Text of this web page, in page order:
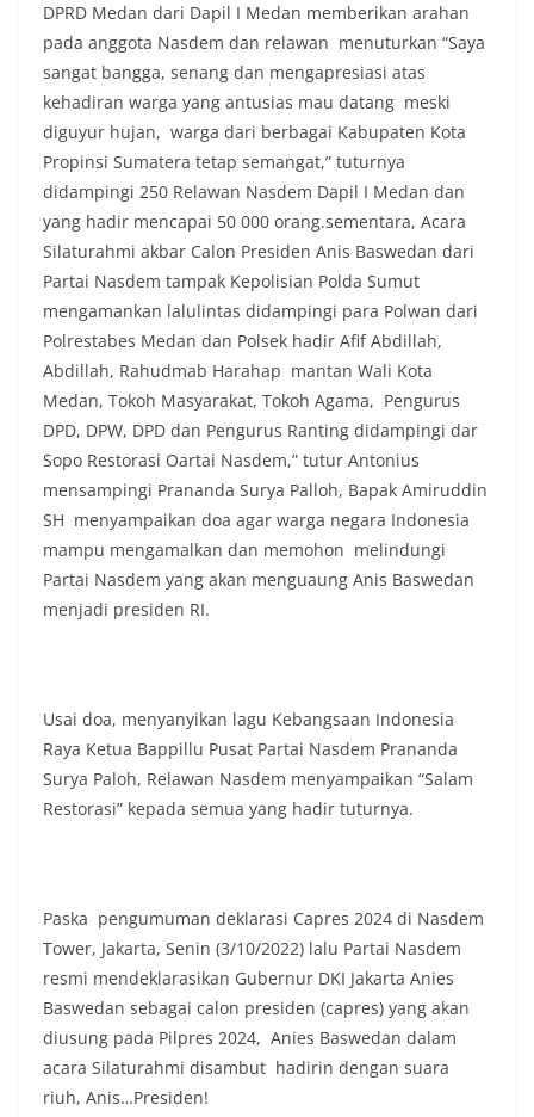
Indonesia.‎‎”Kami mengimbau kepada seluruh
warga agar mulai mempersiapkan dan memasang
bendera Merah Putih di depan rumah masing-
masing secara penuh. Ini adalah bentuk
penghormatan kita bersama terhadap
perjuangan para pahlawan yang telah merebut
kemerdekaan,” ujar Aiptu Muliyadi Suraukur saat
berdialog dengan warga.‎‎Ia juga menambahkan
agar warga memperhatikan kondisi bendera yang
akan dikibarkan, memastikan bendera dalam
keadaan bersih, tidak sobek, dan layak untuk
dikibarkan sebagai simbol kehormatan
negara.‎‎‎Selain menyampaikan imbauan terkait
bendera, kegiatan sambang DDS ini juga
dimanfaatkan sebagai sarana deteksi dini (early
warning) guna mengantisipasi potensi gangguan
keamanan dan ketertiban masyarakat
(Kamtibmas) di lingkungan tempat tinggal warga.
Melalui interaksi langsung tersebut,
Bhabinkamtibmas dapat menghimpun informasi
awal terkait situasi sosial, potensi kerawanan,
maupun hal-hal yang dapat mengganggu
kondusivitas wilayah, khususnya menjelang
perayaan HUT Kemerdekaan RI yang biasanya
diwarnai dengan berbagai kegiatan dan
keramaian warga.‎‎Dengan adanya deteksi dini ini,
dan kondusif hingga puncak perayaan HUT
Kemerdekaan RI berlangsung.‎‎Wujud Kedekatan
Polri dengan Masyarakat‎Kegiatan sambang Door
to Door System ini merupakan salah satu bentuk
implementasi program Polri Presisi yang
dan imbauan, tetapi juga sebagai mitra
masyarakat dalam menjaga keamanan lingkungan
secara bersama-sama.‎‎Kehadiran
Bhabinkamtibmas di tengah-tengah warga
diharapkan dapat semakin mempererat
hubungan kemitraan antara Polri dan
masyarakat, sekaligus membangun kesadaran
kolektif warga akan pentingnya menjaga
DPRD Medan dari Dapil I Medan memberikan arahan
pada anggota Nasdem dan relawan menuturkan “Saya
sangat bangga, senang dan mengapresiasi atas
kehadiran warga yang antusias mau datang meski
diguyur hujan, warga dari berbagai Kabupaten Kota
Propinsi Sumatera tetap semangat,” tuturnya
didampingi 250 Relawan Nasdem Dapil I Medan dan
yang hadir mencapai 50 000 orang.sementara, Acara
Silaturahmi akbar Calon Presiden Anis Baswedan dari
Partai Nasdem tampak Kepolisian Polda Sumut
mengamankan lalulintas didampingi para Polwan dari
Polrestabes Medan dan Polsek hadir Afif Abdillah,
Abdillah, Rahudmab Harahap mantan Wali Kota
Medan, Tokoh Masyarakat, Tokoh Agama, Pengurus
DPD, DPW, DPD dan Pengurus Ranting didampingi dar
Sopo Restorasi Oartai Nasdem,” tutur Antonius
mensampingi Prananda Surya Palloh, Bapak Amiruddin
SH menyampaikan doa agar warga negara Indonesia
mampu mengamalkan dan memohon melindungi
Partai Nasdem yang akan menguaung Anis Baswedan
menjadi presiden RI.
Usai doa, menyanyikan lagu Kebangsaan Indonesia
Raya Ketua Bappillu Pusat Partai Nasdem Prananda
Surya Paloh, Relawan Nasdem menyampaikan “Salam
Restorasi” kepada semua yang hadir tuturnya.
Paska pengumuman deklarasi Capres 2024 di Nasdem
Tower, Jakarta, Senin (3/10/2022) lalu Partai Nasdem
resmi mendeklarasikan Gubernur DKI Jakarta Anies
Baswedan sebagai calon presiden (capres) yang akan
diusung pada Pilpres 2024, Anies Baswedan dalam
acara Silaturahmi disambut hadirin dengan suara
riuh, Anis…Presiden!